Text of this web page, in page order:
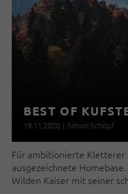
BEST OF
19.11.2020 | Simon Schöpf
Für ambitionierte Kletterer
ausgezeichnete
Wilden Kaiser mit seiner